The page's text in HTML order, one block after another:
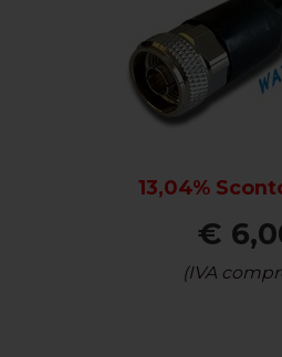
13,04%
€
(IVA